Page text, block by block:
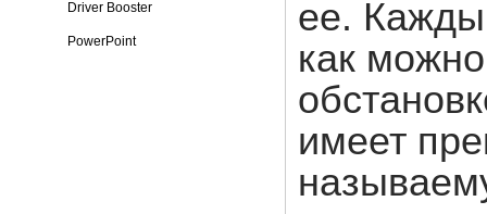
Driver Booster
PowerPoint
ее.
как
имеет